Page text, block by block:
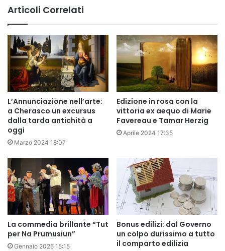
Articoli Correlati
L’Annunciazione nell’arte:
a Cherasco un excursus
dalla tarda antichità a
oggi
Marzo 2024 18:07
Edizione in rosa con la
vittoria ex aequo di Marie
Favereau e Tamar Herzig
Aprile 2024 17:35
La commedia brillante “Tut
per Na Prumusiun”
Gennaio 2025 15:15
Bonus edilizi: dal Governo
un colpo durissimo a tutto
il comparto edilizia